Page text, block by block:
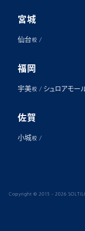
宮城
仙台 校 /
福岡
宇美 校 / シュロアモー
佐賀
小城 校 /
Copyright © 2015 - 2026